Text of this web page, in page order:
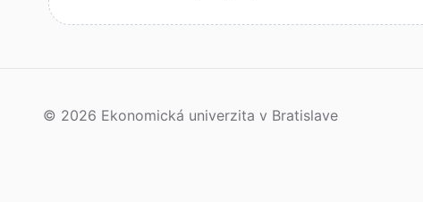
© 2026 Ekonomická univerzita v Bratislave